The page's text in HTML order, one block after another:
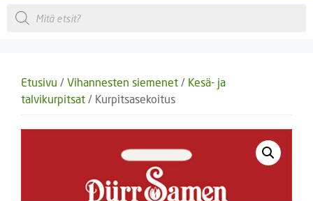
Products
search
Etusivu / Vihannesten siemenet / Kesä- ja
talvikurpitsat / Kurpitsasekoitus